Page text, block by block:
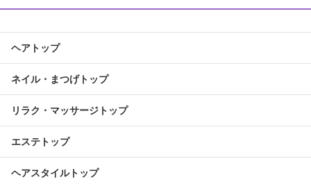
ヘアトップ
ネイル・まつげトップ
リラク・マッサージトップ
エステトップ
ヘアスタイルトップ